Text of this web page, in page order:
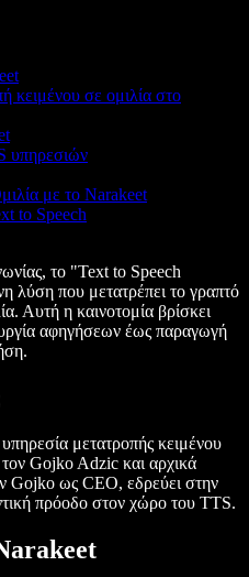
κειμένου σε ομιλία στο
υπηρεσιών
με το Narakeet
to Speech
το "Text to Speech
λύση που μετατρέπει το γραπτό
Αυτή η καινοτομία βρίσκει
αφηγήσεων έως παραγωγή
μετατροπής κειμένου
Gojko Adzic και αρχικά
Gojko ως CEO, εδρεύει στην
πρόοδο στον χώρο του TTS.